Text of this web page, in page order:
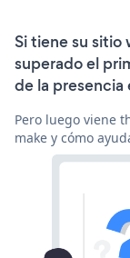
Si tiene su sitio
superado el
de la presencia
Pero luego viene
make y cómo